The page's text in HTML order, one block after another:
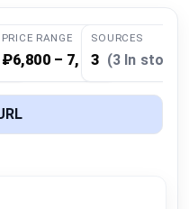
PRICE RANGE
₽6,800 – 7,299
SOURCES
3 (3 In stock)